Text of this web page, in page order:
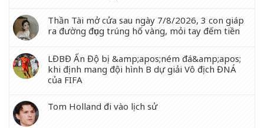
Thần Tài mở cửa sau ngày 7/8/2026, 3 con giáp
ra đường đụng trúng hố vàng, mỏi tay đếm tiền
LĐBĐ Ấn Độ bị &amp;apos;ném đá&amp;apos;
khi định mang đội hình B dự giải Vô địch ĐNÁ
của FIFA
Tom Holland đi vào lịch sử